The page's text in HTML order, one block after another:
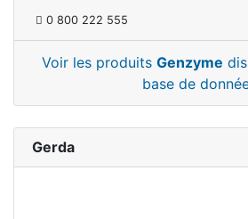
0 800 222 555
Voir les produits Genzyme
base de
Gerda